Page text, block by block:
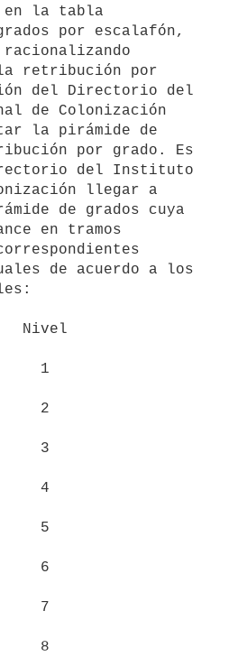
en la tabla
por escalafón,
retribución por
del Directorio del
de Colonización
la pirámide de
por grado. Es
del Instituto
llegar a
de grados cuya
en tramos
de acuerdo a los